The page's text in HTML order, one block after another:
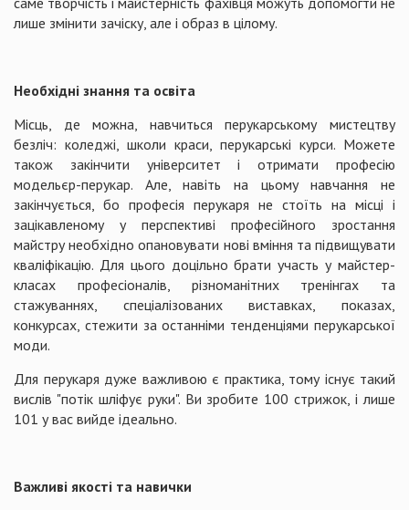
лише змінити зачіску, але і образ в цілому.
Необхідні знання та освіта
Місць, де можна, навчиться перукарському мистецтву
безліч: коледжі, школи краси, перукарські курси. Можете
також закінчити університет і отримати професію
модельєр-перукар. Але, навіть на цьому навчання не
закінчується, бо професія перукаря не стоїть на місці і
зацікавленому у перспективі професійного зростання
майстру необхідно опановувати нові вміння та підвищувати
кваліфікацію. Для цього доцільно брати участь у майстер-
класах професіоналів, різноманітних тренінгах та
стажуваннях, спеціалізованих виставках, показах,
конкурсах, стежити за останніми тенденціями перукарської
моди.
Для перукаря дуже важливою є практика, тому існує такий
вислів "потік шліфує руки". Ви зробите 100 стрижок, і лише
101 у вас вийде ідеально.
Важливі якості та навички